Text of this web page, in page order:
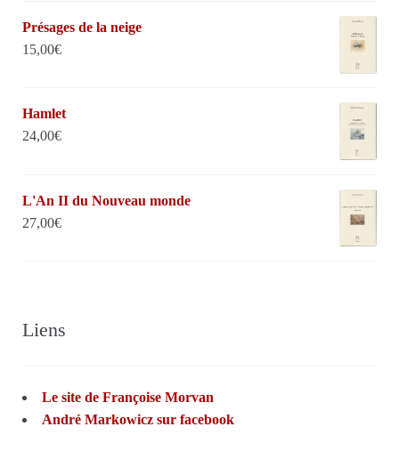
Présages de la neige
15,00€
Hamlet
24,00€
L'An II du Nouveau monde
27,00€
Liens
Le site de Françoise Morvan
André Markowicz sur facebook